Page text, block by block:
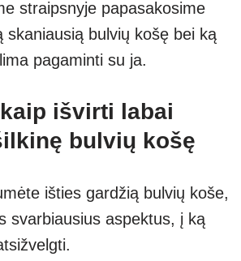
straipsnyje papasakosime
skaniausią bulvių košę bei ką
pagaminti su ja.
išvirti labai
bulvių košę
išties gardžią bulvių koše,
svarbiausius aspektus, į ką